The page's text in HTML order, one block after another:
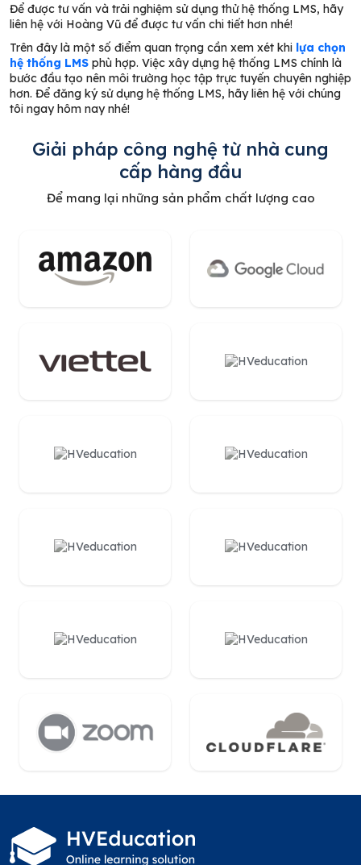
Để được tư vấn và trải nghiệm sử dụng thử hệ thống LMS, hãy
liên hệ với Hoàng Vũ để được tư vấn chi tiết hơn nhé!
Trên đây là một số điểm quan trọng cần xem xét khi lựa chọn
hệ thống LMS phù hợp. Việc xây dựng hệ thống LMS chính là
bước đầu tạo nên môi trường học tập trực tuyến chuyên nghiệp
hơn. Để đăng ký sử dụng hệ thống LMS, hãy liên hệ với chúng
tôi ngay hôm nay nhé!
Giải pháp công nghệ từ nhà cung
cấp hàng đầu
Để mang lại những sản phẩm chất lượng cao